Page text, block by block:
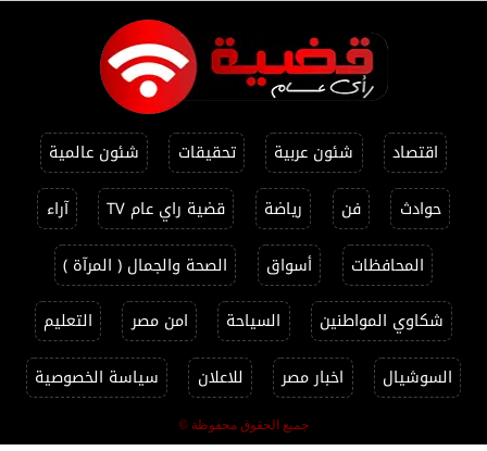
اقتصاد شئون عربية تحقيقات
شئون عالمية
حوادث
فن رياضة قضية راي عام TV
آراء
المحافظات
أسواق
الصحة والجمال ( المرآة )
شكاوي المواطنين
السياحة امن مصر
التعليم
السوشيال
اخبار مصر للاعلان سياسة الخصوصية
جميع الحقوق محفوظة ©